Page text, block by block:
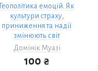
Геополітика емоцій. Як
культури страху,
приниження та надії
змінюють світ
Домінік Муазі
100 ₴